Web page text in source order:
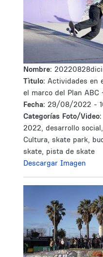
Nombre:
Tìtulo: Actividades en
el marco del Plan ABC
Fecha: 29/08/2022 -
Categorías Foto/Video:
2022, desarrollo
Cultura, skate park,
skate, pista de skate
Descargar Imagen